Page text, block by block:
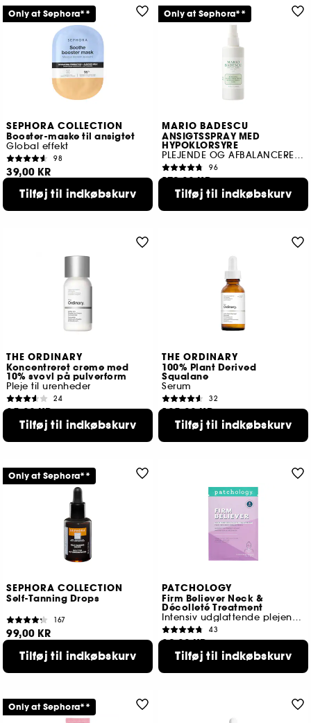
SEPHORA COLLECTION
Booster-maske til ansigtet
Global effekt
98
39,00 KR
Tilføj til indkøbskurv
Only at Sephora**
MARIO BADESCU
ANSIGTSSPRAY MED
HYPOKLORSYRE
PLEJENDE OG AFBALANCERENDE
96
179,00 KR
Tilføj til indkøbskurv
Only at Sephora**
THE ORDINARY
Koncentreret creme med
10% svovl på pulverform
Pleje til urenheder
24
85,00 KR
Tilføj til indkøbskurv
THE ORDINARY
100% Plant Derived
Squalane
Serum
32
105,00 KR
Tilføj til indkøbskurv
SEPHORA COLLECTION
Self-Tanning Drops
167
99,00 KR
Tilføj til indkøbskurv
Only at Sephora**
PATCHOLOGY
Firm Believer Neck &
Décolleté Treatment
Intensiv udglattende plejende maske
43
89,00 KR
Tilføj til indkøbskurv
Only at Sephora**